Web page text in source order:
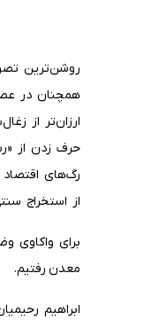
روشن‌ترین
همچنان در
ارزان‌تر از
حرف زدن از
رگ‌های
از استخراج
برای واکاوی
معدن رفتیم.
ابراهیم